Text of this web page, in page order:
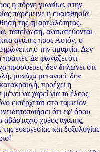
η πόρνη γυναίκα, στην
παρέμεινε η ευαισθησία
της αμαρτωλότητας.
ταπείνωση, ανακατεύονται
αγάπης προς Αυτόν, ο
από την αμαρτία. Δεν
Δε φωνάζει ότι
προσφέρει, δεν δηλώνει ότι
μονάχα μετανοεί, δεν
προέχει η
να χαρεί για το έλεος
εισέρχεται στο ταμιείον
ότι εφ' όρου
αβάσταχτο χρέος αγάπης,
ευεργεσίας και δοξολογίας